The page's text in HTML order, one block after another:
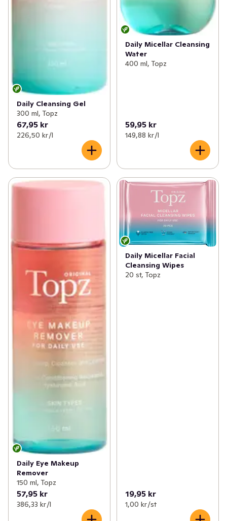
Daily Cleansing Gel
300 ml, Topz
67,95 kr
226,50 kr /l
Daily Micellar Cleansing
Water
400 ml, Topz
59,95 kr
149,88 kr /l
Daily Eye Makeup
Remover
150 ml, Topz
57,95 kr
386,33 kr /l
Daily Micellar Facial
Cleansing Wipes
20 st, Topz
19,95 kr
1,00 kr /st